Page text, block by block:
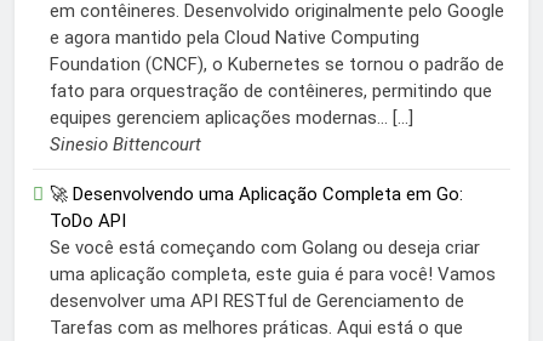
em contêineres. Desenvolvido originalmente pelo Google
e agora mantido pela Cloud Native Computing
Foundation (CNCF), o Kubernetes se tornou o padrão de
fato para orquestração de contêineres, permitindo que
equipes gerenciem aplicações modernas... […]
Sinesio Bittencourt
🚀 Desenvolvendo uma Aplicação Completa em Go:
ToDo API
Se você está começando com Golang ou deseja criar
uma aplicação completa, este guia é para você! Vamos
desenvolver uma API RESTful de Gerenciamento de
Tarefas com as melhores práticas. Aqui está o que